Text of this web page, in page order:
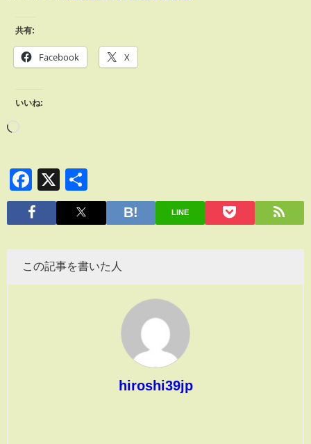
共有:
Facebook X
いいね:
Facebook
X
有
LINE
この記事を書いた人
hiroshi39jp